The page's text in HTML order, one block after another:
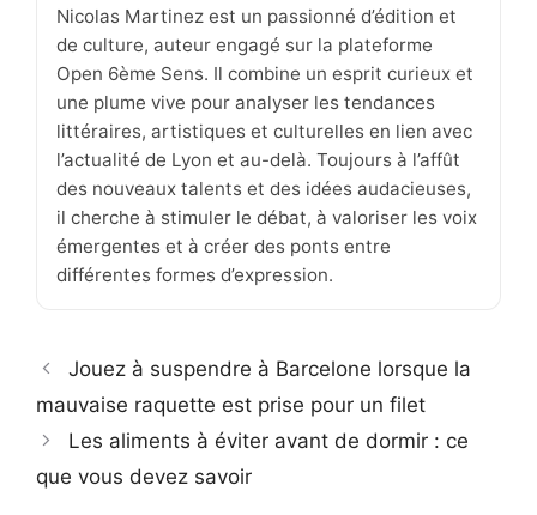
Nicolas Martinez est un passionné d’édition et
de culture, auteur engagé sur la plateforme
Open 6ème Sens. Il combine un esprit curieux et
une plume vive pour analyser les tendances
littéraires, artistiques et culturelles en lien avec
l’actualité de Lyon et au-delà. Toujours à l’affût
des nouveaux talents et des idées audacieuses,
il cherche à stimuler le débat, à valoriser les voix
émergentes et à créer des ponts entre
différentes formes d’expression.
Jouez à suspendre à Barcelone lorsque la
mauvaise raquette est prise pour un filet
Les aliments à éviter avant de dormir : ce
que vous devez savoir